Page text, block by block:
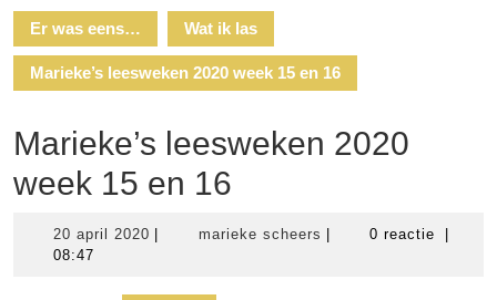
Er was eens… Wat ik las
Marieke’s leesweken 2020 week 15 en 16
Marieke’s leesweken 2020
week 15 en 16
20 april 2020 20
marieke scheers marieke0 reactie
08:47